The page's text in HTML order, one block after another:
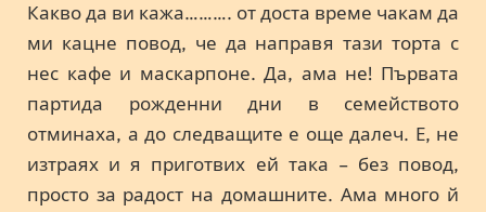
Какво да ви кажа………. от доста време чакам да
ми кацне повод, че да направя тази торта с
нес кафе и маскарпоне. Да, ама не! Първата
партида рожденни дни в семейството
отминаха, а до следващите е още далеч. Е, не
изтраях и я приготвих ей така – без повод,
просто за радост на домашните. Ама много й